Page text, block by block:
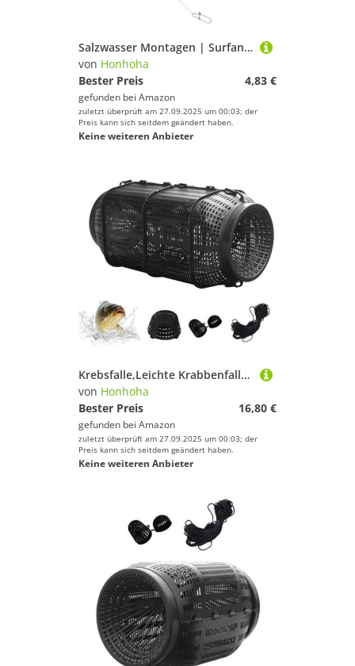
Salzwasser Montagen | Surfang Ausrüstung - Köder System Set Zum Fang Von Pompano Forelle Barsch Angelruten Zubehör Für See Fluss Küste
von Honhoha
Bester Preis
4,83 €
gefunden bei Amazon
zuletzt überprüft am 27.09.2025 um 00:03; der
Preis kann sich seitdem geändert haben.
Keine weiteren Anbieter
Krebsfalle,Leichte Krabbenfalle - Krebsreuse Ausrüstung Für Fang Von Krabben Aal Süßwasser Salzwasser
von Honhoha
Bester Preis
16,80 €
gefunden bei Amazon
zuletzt überprüft am 27.09.2025 um 00:03; der
Preis kann sich seitdem geändert haben.
Keine weiteren Anbieter